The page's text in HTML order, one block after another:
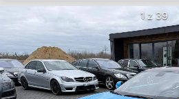
1 z 39